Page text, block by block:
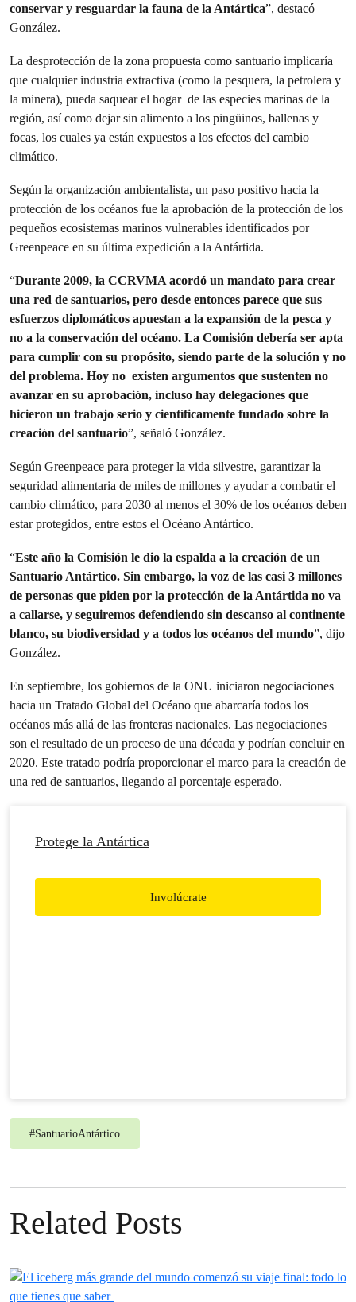
conservar y resguardar la fauna de la Antártica”, destacó
González.
La desprotección de la zona propuesta como santuario implicaría
que cualquier industria extractiva (como la pesquera, la petrolera y
la minera), pueda saquear el hogar de las especies marinas de la
región, así como dejar sin alimento a los pingüinos, ballenas y
focas, los cuales ya están expuestos a los efectos del cambio
climático.
Según la organización ambientalista, un paso positivo hacia la
protección de los océanos fue la aprobación de la protección de los
pequeños ecosistemas marinos vulnerables identificados por
Greenpeace en su última expedición a la Antártida.
“Durante 2009, la CCRVMA acordó un mandato para crear
una red de santuarios, pero desde entonces parece que sus
esfuerzos diplomáticos apuestan a la expansión de la pesca y
no a la conservación del océano. La Comisión debería ser apta
para cumplir con su propósito, siendo parte de la solución y no
del problema. Hoy no existen argumentos que sustenten no
avanzar en su aprobación, incluso hay delegaciones que
hicieron un trabajo serio y científicamente fundado sobre la
creación del santuario”, señaló González.
Según Greenpeace para proteger la vida silvestre, garantizar la
seguridad alimentaria de miles de millones y ayudar a combatir el
cambio climático, para 2030 al menos el 30% de los océanos deben
estar protegidos, entre estos el Océano Antártico.
“Este año la Comisión le dio la espalda a la creación de un
Santuario Antártico. Sin embargo, la voz de las casi 3 millones
de personas que piden por la protección de la Antártida no va
a callarse, y seguiremos defendiendo sin descanso al continente
blanco, su biodiversidad y a todos los océanos del mundo”, dijo
González.
En septiembre, los gobiernos de la ONU iniciaron negociaciones
hacia un Tratado Global del Océano que abarcaría todos los
océanos más allá de las fronteras nacionales. Las negociaciones
son el resultado de un proceso de una década y podrían concluir en
2020. Este tratado podría proporcionar el marco para la creación de
una red de santuarios, llegando al porcentaje esperado.
Protege la Antártica
Involúcrate
#SantuarioAntártico
Related Posts